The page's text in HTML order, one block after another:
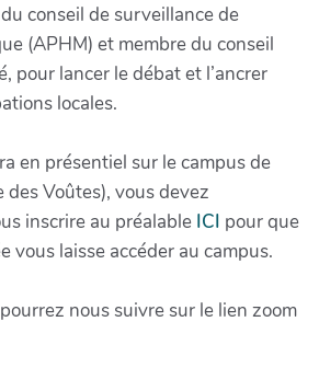
conseil de surveillance de
(APHM) et membre du conseil
pour lancer le débat et l’ancrer
locales.
en présentiel sur le campus de
des Voûtes), vous devez
inscrire au préalable ICI pour que
vous laisse accéder au campus.
nous suivre sur le lien zoom